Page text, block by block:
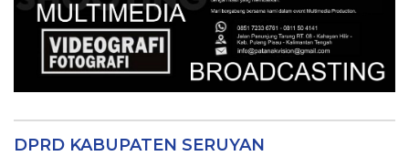
DPRD KABUPATEN SERUYAN